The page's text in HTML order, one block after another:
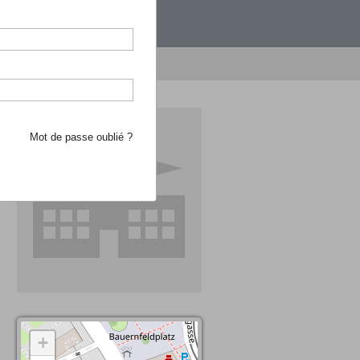
recherche d'école
+
Mot de passe oublié ?